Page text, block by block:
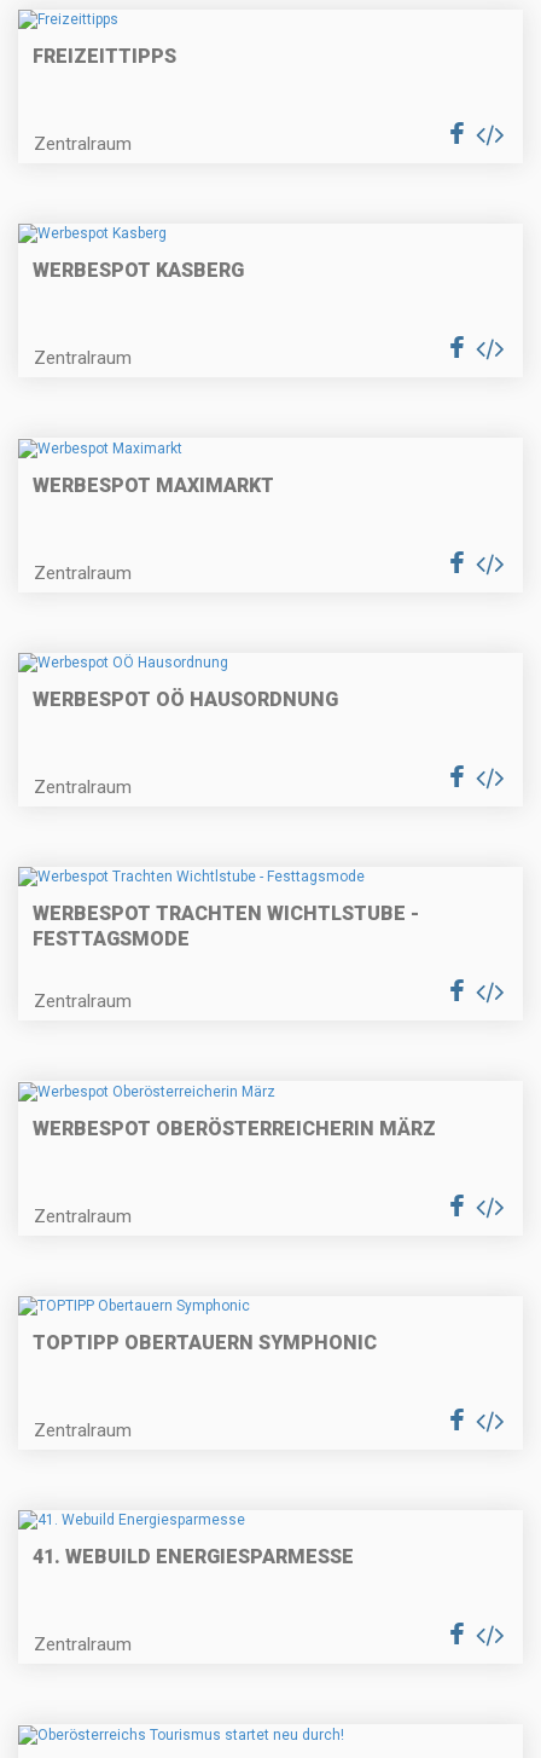
FREIZEITTIPPS
Zentralraum
WERBESPOT KASBERG
Zentralraum
WERBESPOT MAXIMARKT
Zentralraum
WERBESPOT OÖ HAUSORDNUNG
Zentralraum
WERBESPOT TRACHTEN WICHTLSTUBE -
FESTTAGSMODE
Zentralraum
WERBESPOT OBERÖSTERREICHERIN MÄRZ
Zentralraum
TOPTIPP OBERTAUERN SYMPHONIC
Zentralraum
41. WEBUILD ENERGIESPARMESSE
Zentralraum